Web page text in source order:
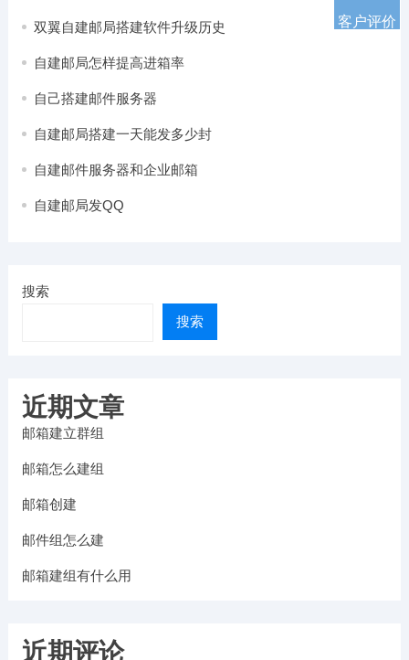
双翼自建邮局搭建软件升级历史
自建邮局怎样提高进箱率
自己搭建邮件服务器
自建邮局搭建一天能发多少封
自建邮件服务器和企业邮箱
自建邮局发QQ
搜索
搜索
近期文章
邮箱建立群组
邮箱怎么建组
邮箱创建
邮件组怎么建
邮箱建组有什么用
近期评论
客户评价